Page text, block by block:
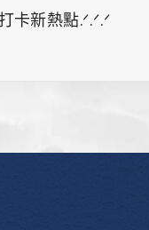
卡新熱點.ᐟ.ᐟ.ᐟ